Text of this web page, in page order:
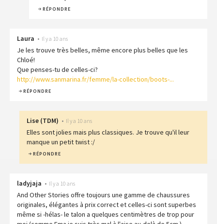
RÉPONDRE
Laura • Il y a 10 ans
Je les trouve très belles, même encore plus belles que les
Chloé!
Que penses-tu de celles-ci?
http://www.sanmarina.fr/femme/la-collection/boots-...
RÉPONDRE
Lise (TDM) • Il y a 10 ans
Elles sont jolies mais plus classiques. Je trouve qu'il leur
manque un petit twist :/
RÉPONDRE
ladyjaja • Il y a 10 ans
And Other Stories offre toujours une gamme de chaussures
originales, élégantes à prix correct et celles-ci sont superbes
même si -hélas- le talon a quelques centimètres de trop pour